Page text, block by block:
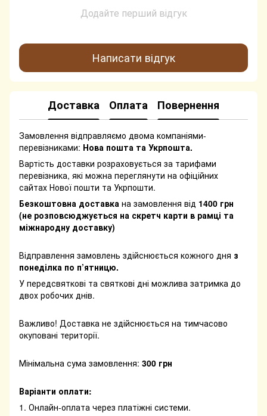
Додайте перший відгук
Написати відгук
Доставка Оплата Повернення
Замовлення відправляємо двома компаніями-
перевізниками: Нова пошта та Укрпошта.
Вартість доставки розраховується за тарифами
перевізника, які можна переглянути на офіційних
сайтах Нової пошти та Укрпошти.
Безкоштовна доставка на замовлення від 1400 грн
(не розповсюджується на скретч карти в рамці та
міжнародну доставку)
Відправлення замовлень здійснюється кожного дня з
понеділка по п’ятницю.
У передсвяткові та святкові дні можлива затримка до
двох робочих днів.
Важливо! Доставка не здійснюється на тимчасово
окуповані території.
Мінімальна сума замовлення: 300 грн
Варіанти оплати:
1. Онлайн-оплата через платіжні системи.